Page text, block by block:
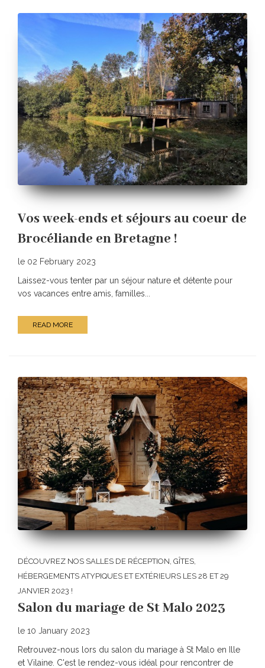
Vos week-ends et séjours au coeur de
Brocéliande en Bretagne !
le 02 February 2023
Laissez-vous tenter par un séjour nature et détente pour
vos vacances entre amis, familles...
READ MORE
DÉCOUVREZ NOS SALLES DE RÉCEPTION, GÎTES,
HÉBERGEMENTS ATYPIQUES ET EXTÉRIEURS LES 28 ET 29
JANVIER 2023 !
Salon du mariage de St Malo 2023
le 10 January 2023
Retrouvez-nous lors du salon du mariage à St Malo en Ille
et Vilaine. C'est le rendez-vous idéal pour rencontrer de